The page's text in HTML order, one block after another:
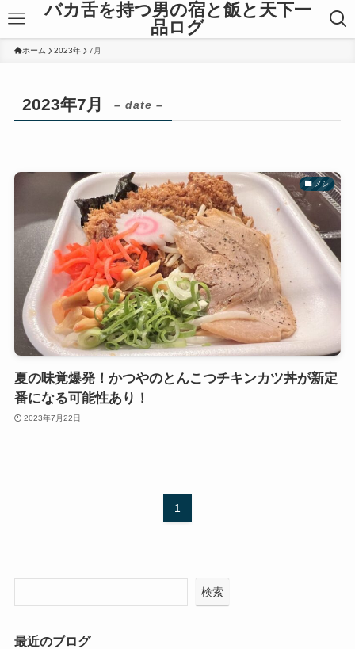
バカ舌を持つ男の宿と飯と天下一
品ログ
ホーム 2023年 7月
2023年7月 – date –
メシ
夏の味覚爆発！かつやのとんこつチキンカツ丼が新定
番になる可能性あり！
2023年7月22日
1
検索
最近のブログ